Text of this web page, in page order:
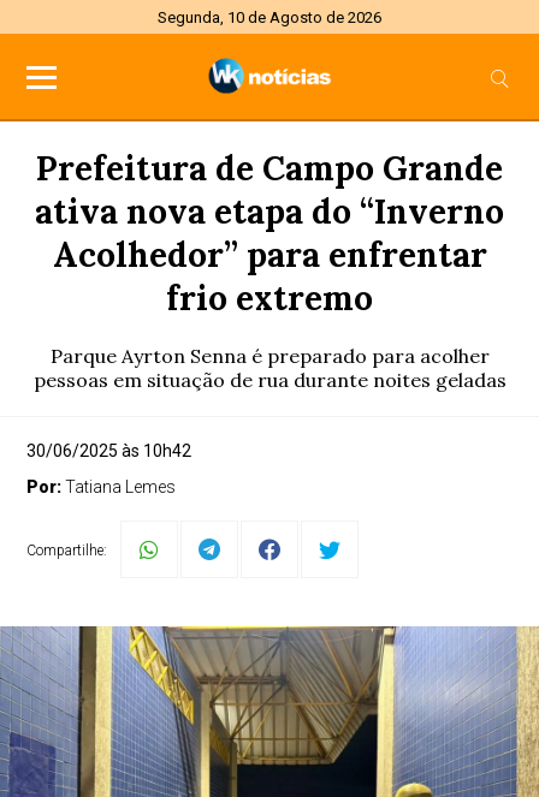
Segunda, 10 de Agosto de 2026
Prefeitura de Campo Grande
ativa nova etapa do “Inverno
Acolhedor” para enfrentar
frio extremo
Parque Ayrton Senna é preparado para acolher
pessoas em situação de rua durante noites geladas
30/06/2025 às 10h42
Por:Tatiana Lemes
Compartilhe: